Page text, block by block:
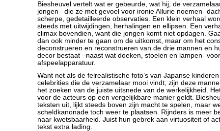
Biesheuvel vertelt wat er gebeurde, wat hij, de
jongen –die ze met gevoel voor ironie Allurie noemen-
scherpe, gedetailleerde observaties. Een klein verhaal
steeds met uitwijdingen, herhalingen en ellipsen. Een
climax bovendien, want die jongen komt niet opdagen.
dan ook minder te gaan om de uitkomst, maar om het
deconstrueren en reconstrueren van de drie mannen en
decor bestaat –naast wat doeken, stoelen en lampen-
afspeelapparatuur.
Want net als de felrealistische foto’s van Japanse
celebrities die de verzamelaar mooi vindt, zijn deze
het zoeken van de juiste uitsnede van de werkelijkheid.
voor de acteurs op een vergelijkbare manier geldt.
teksten uit, lijkt steeds boven zijn macht te spelen, maar
scheldkanonade toch weer te plaatsen. Rijnders is meer
naar kwetsbaarheid. Juist hun gebrek aan virtuositeit of
tekst extra lading.